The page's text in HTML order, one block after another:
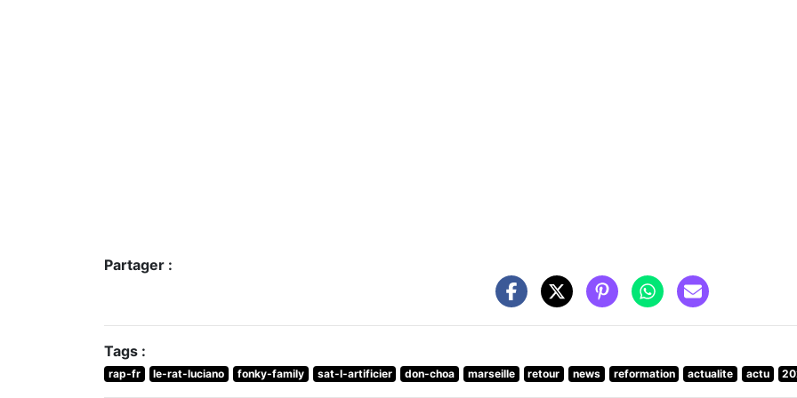
Partager :
Tags :
rap-fr le-rat-luciano fonky-family sat-l-artificier don-choa marseille retour news reformation actualite actu